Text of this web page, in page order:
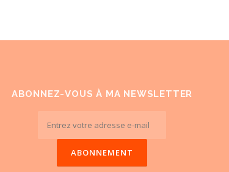
ABONNEZ-VOUS À MA NEWSLETTER